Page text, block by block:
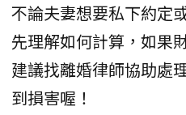
不論夫妻想要私下約定
先理解如何計算，如果
建議找離婚律師協助處
到損害喔！